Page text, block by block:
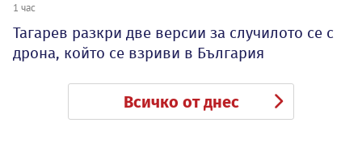
1 час
Тагарев разкри две версии за случилото се с
дрона, който се взриви в България
Всичко от днес